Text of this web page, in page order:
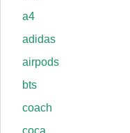
a4
adidas
airpods
bts
coach
coca